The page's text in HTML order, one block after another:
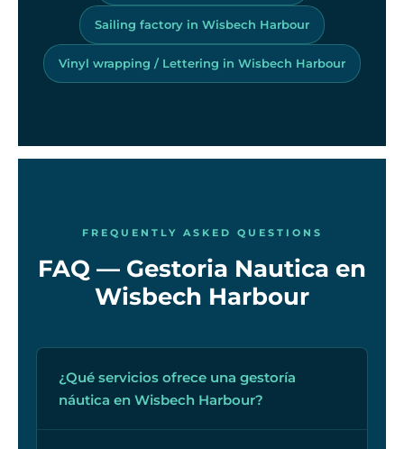
Sailing factory in Wisbech Harbour
Vinyl wrapping / Lettering in Wisbech Harbour
FREQUENTLY ASKED QUESTIONS
FAQ — Gestoria Nautica en
Wisbech Harbour
¿Qué servicios ofrece una gestoría
náutica en Wisbech Harbour?